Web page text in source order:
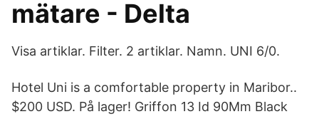
mätare - Delta
Visa artiklar. Filter. 2 artiklar. Namn. UNI 6/0.
Hotel Uni is a comfortable property in Maribor..
$200 USD. På lager! Griffon 13 Id 90Mm Black